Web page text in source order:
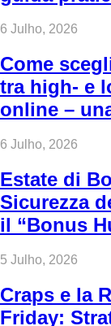
6 Julho, 2026
Come
tra high‑ e
online –
6 Julho, 2026
Estate di
Sicurezza
il “Bonus
5 Julho, 2026
Craps e la
Friday: